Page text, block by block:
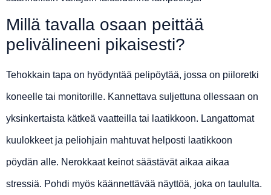
Millä tavalla osaan peittää
pelivälineeni pikaisesti?
Tehokkain tapa on hyödyntää pelipöytää, jossa on piiloretki
koneelle tai monitorille. Kannettava suljettuna ollessaan on
yksinkertaista kätkeä vaatteilla tai laatikkoon. Langattomat
kuulokkeet ja peliohjain mahtuvat helposti laatikkoon
pöydän alle. Nerokkaat keinot säästävät aikaa aikaa
stressiä. Pohdi myös käännettävää näyttöä, joka on taululta.